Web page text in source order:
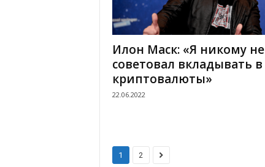
Илон Маск: «Я никому не
советовал вкладывать в
криптовалюты»
22.06.2022
1 2